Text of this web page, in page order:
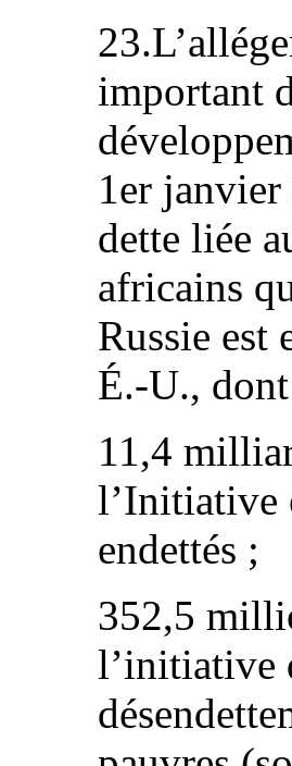
important
1er
dette liée
africains
Russie est
É.-U.,
11,4
l’Initiative
endettés ;
352,5
l’initiative